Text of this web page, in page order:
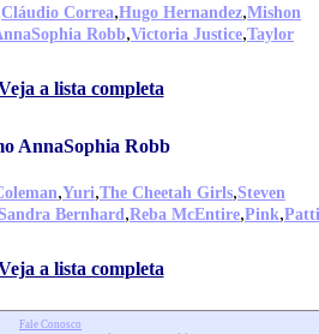
Cláudio Correa,Hugo Hernandez,Mishon
Robb,Victoria Justice,Taylor
a lista completa
AnnaSophia Robb
,Yuri,The Cheetah Girls,Steven
Bernhard,Reba McEntire,Pink,Patti
a lista completa
Fale Conosco